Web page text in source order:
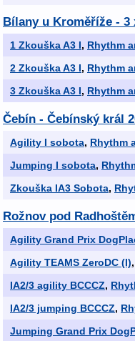
Bílany u Kroměříže - 3
1 Zkouška A3 I, Rhythm
2 Zkouška A3 I, Rhythm
3 Zkouška A3 I, Rhythm
Čebín - Čebínský král
Agility I sobota, Rhythm
Jumping I sobota,
Zkouška IA3 Sobota,
Rožnov pod
Agility Grand Prix
Agility TEAMS ZeroDC (I),
IA2/3 agility BCCCZ,
IA2/3 jumping BCCCZ,
Jumping Grand Prix